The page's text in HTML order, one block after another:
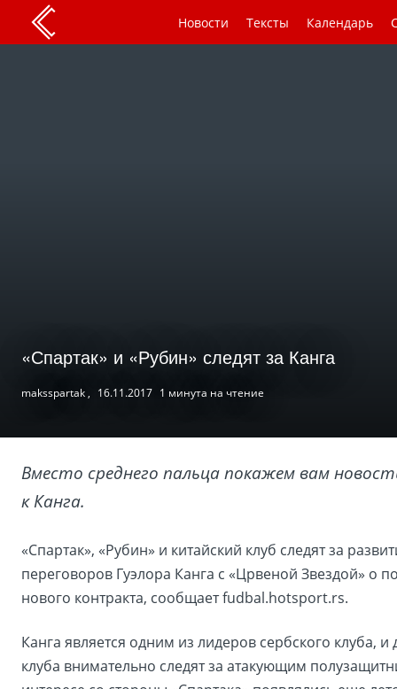
Новости Тексты Календарь
«Спартак» и «Рубин» следят за Канга
maksspartak , 16.11.2017 1 минута на чтение
Вместо среднего пальца покажем вам
к Канга.
«Спартак», «Рубин» и китайский клуб следят за
переговоров Гуэлора Канга с «Црвеной Звездой» о
нового контракта, сообщает fudbal.hotsport.rs.
Канга является одним из лидеров сербского клуба, и
клуба внимательно следят за атакующим